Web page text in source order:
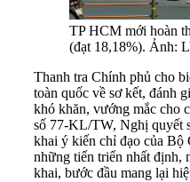
TP HCM mới hoàn
(đạt 18,18%). Ảnh:
Thanh tra Chính phủ cho
toàn quốc về sơ kết, đánh
khó khăn, vướng mắc cho
số 77-KL/TW, Nghị quyết
khai ý kiến chỉ đạo của Bộ
những tiến triển nhất định,
khai, bước đầu mang lại